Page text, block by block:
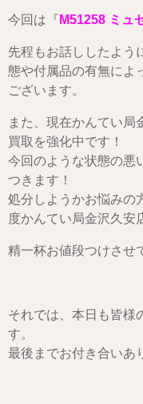
今回は『 M51258 ミュ
先程もお話ししたよう
態や付属品の有無によ
ございます。
また、現在かんてい局
買取を強化中です！
今回のような状態の悪
つきます！
処分しようかお悩みの
度かんてい局金沢久安
精一杯お値段つけさせ
それでは、本日も皆様
す。
最後までお付き合いあ